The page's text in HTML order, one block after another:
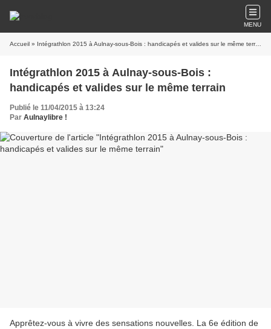
MENU
Accueil » Intégrathlon 2015 à Aulnay-sous-Bois : handicapés et valides sur le même terrain
Intégrathlon 2015 à Aulnay-sous-Bois :
handicapés et valides sur le même terrain
Publié le 11/04/2015 à 13:24
Par Aulnaylibre !
Apprêtez-vous à vivre des sensations nouvelles. La 6e édition de